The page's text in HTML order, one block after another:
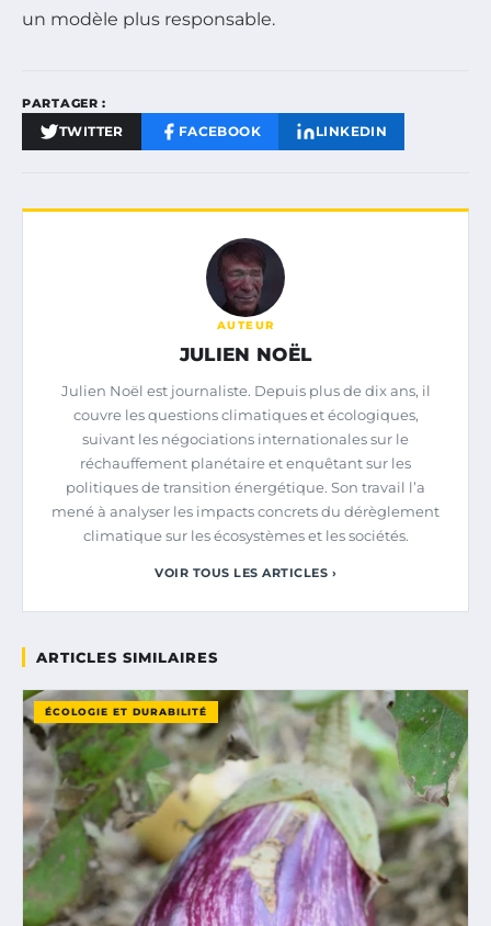
un modèle plus responsable.
PARTAGER :
TWITTER FACEBOOK LINKEDIN
AUTEUR
JULIEN NOËL
Julien Noël est journaliste. Depuis plus de dix ans, il
couvre les questions climatiques et écologiques,
suivant les négociations internationales sur le
réchauffement planétaire et enquêtant sur les
politiques de transition énergétique. Son travail l’a
mené à analyser les impacts concrets du dérèglement
climatique sur les écosystèmes et les sociétés.
VOIR TOUS LES ARTICLES ›
ARTICLES SIMILAIRES
ÉCOLOGIE ET DURABILITÉ